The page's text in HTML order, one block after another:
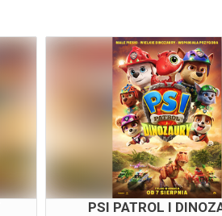
PSI PATROL I